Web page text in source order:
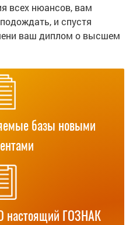
всех нюансов, вам
и спустя
ваш диплом о высшем
базы новыми
настоящий ГОЗНАК